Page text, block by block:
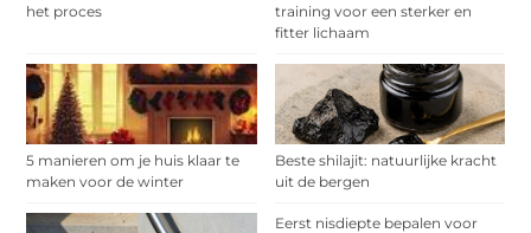
het proces
training voor een sterker en
fitter lichaam
5 manieren om je huis klaar te
maken voor de winter
Beste shilajit: natuurlijke kracht
uit de bergen
Eerst nisdiepte bepalen voor